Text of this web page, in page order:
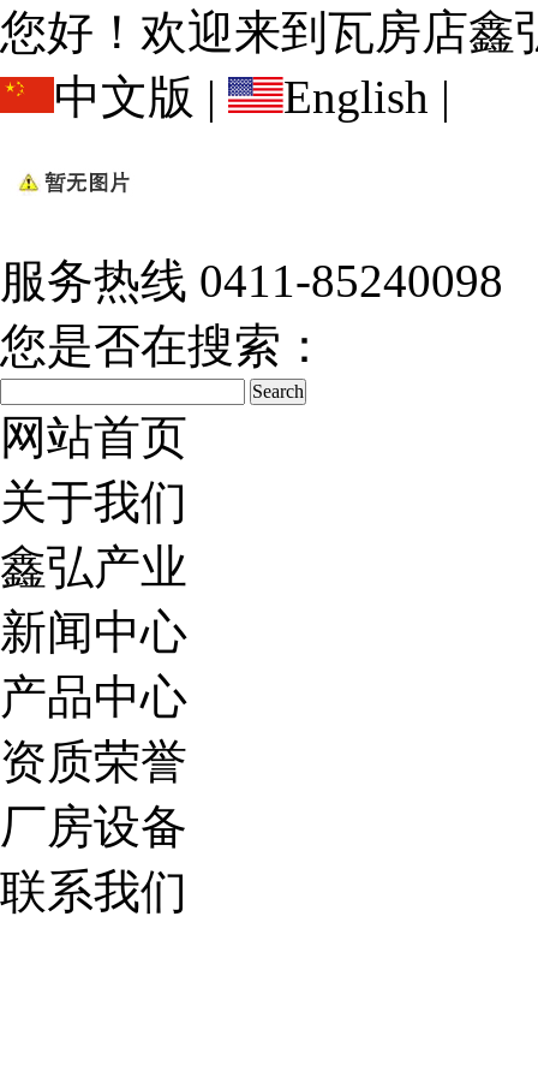
您好！欢迎来到瓦房店鑫
中文版 | English |
服务热线 0411-85240098
您是否在搜索：
网站首页
关于我们
鑫弘产业
新闻中心
产品中心
资质荣誉
厂房设备
联系我们